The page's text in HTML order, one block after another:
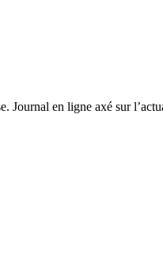
Journal en ligne axé sur